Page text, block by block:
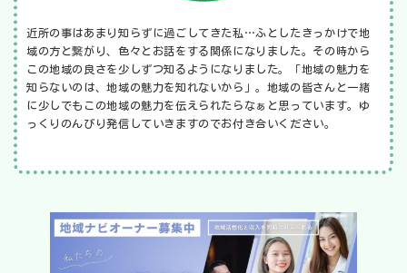
近所の事はあまり知らずに過ごしてきた私…ふとしたきっかけで地
域の方と繋がり、色々とお話をする関係になりました。その時から
この地域の良さを少しずつ知るようになりました。「地域の魅力を
知らないのは、地域の魅力を知れないから」。地域の皆さんと一緒
に少しでもこの地域の魅力を伝えられたらなぁと思っています。ゆ
っくりのんびり発信していきますのでお付き合いください。